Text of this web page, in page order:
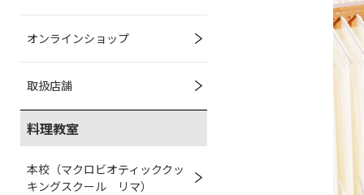
オンラインショップ
取扱店舗
料理教室
本校（マクロビオティッククッ
キングスクール リマ）